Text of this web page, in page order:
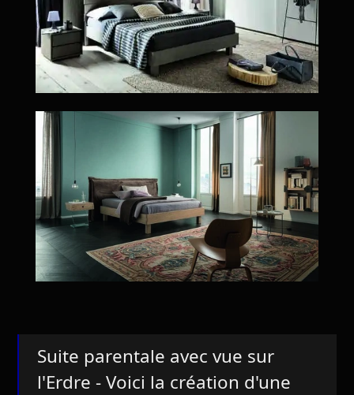
Suite parentale avec vue sur
l'Erdre - Voici la création d'une